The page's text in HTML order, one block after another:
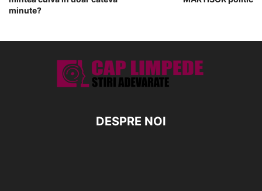
minute?
DESPRE NOI